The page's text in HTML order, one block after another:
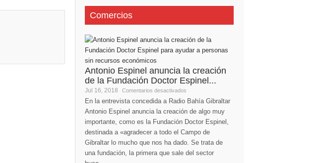
Comercios
Antonio Espinel anuncia la creación
de la Fundación Doctor Espinel...
Jul 16, 2018 Comentarios desactivados
En la entrevista concedida a Radio Bahía Gibraltar
Antonio Espinel anuncia la creación de algo muy
importante, como es la Fundación Doctor Espinel,
destinada a «agradecer a todo el Campo de
Gibraltar lo mucho que nos ha dado. Se trata de
una fundación, la primera que sale del sector